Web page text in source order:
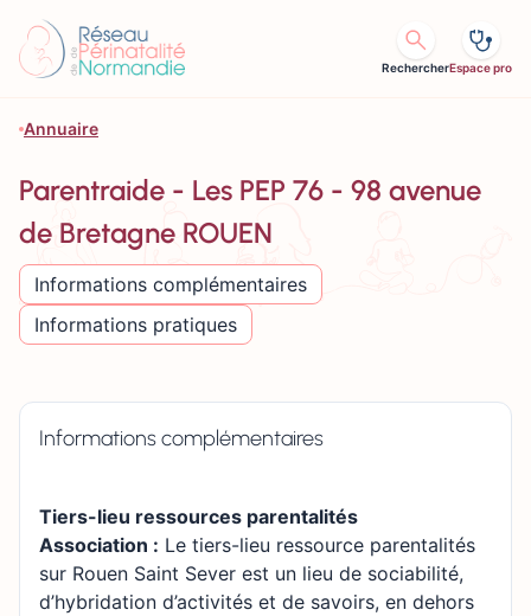
RechercherEspace pro
Annuaire
Parentraide - Les PEP 76 - 98 avenue
de Bretagne ROUEN
Informations complémentaires
Informations pratiques
Informations complémentaires
Tiers-lieu ressources parentalités
Association : Le tiers-lieu ressource parentalités
sur Rouen Saint Sever est un lieu de sociabilité,
d’hybridation d’activités et de savoirs, en dehors